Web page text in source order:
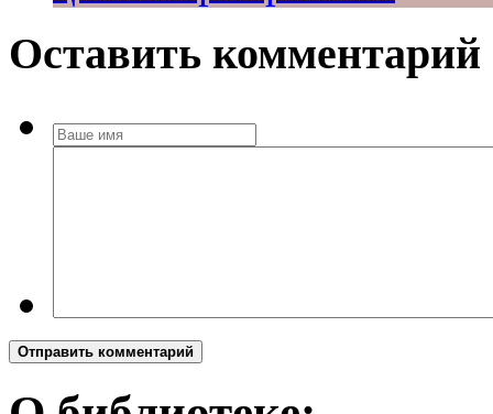
Оставить комментарий
Отправить комментарий